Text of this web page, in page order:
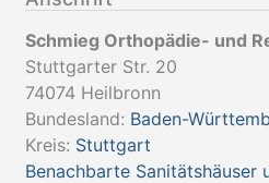
Schmieg Orthopädie- und
Stuttgarter Str. 20
74074 Heilbronn
Bundesland: Baden-
Kreis: Stuttgart
Benachbarte Sanitätshäuser